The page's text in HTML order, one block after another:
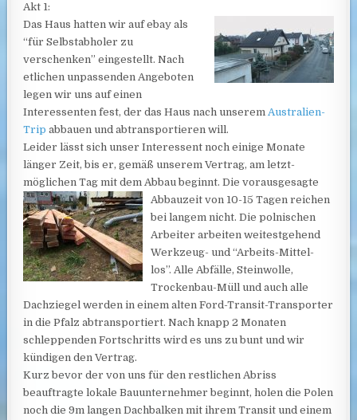
Akt 1:
Das Haus hatten wir auf ebay als
“für Selbstabholer zu
verschenken” eingestellt. Nach
etlichen unpassenden Angeboten
legen wir uns auf einen
Interessenten fest, der das Haus nach unseremAustralien-
Trip abbauen und abtransportieren will.
Leider lässt sich unser Interessent noch einige Monate
länger Zeit, bis er, gemäß unserem Vertrag, am letzt-
möglichen Tag mit dem Abbau beginnt. Die vorausgesagte
Abbauzeit von 10-15 Tagen reichen
bei langem nicht. Die polnischen
Arbeiter arbeiten weitestgehend
Werkzeug- und “Arbeits-Mittel-
los”. Alle Abfälle, Steinwolle,
Trockenbau-Müll und auch alle
Dachziegel werden in einem alten Ford-Transit-Transporter
in die Pfalz abtransportiert. Nach knapp 2 Monaten
schleppenden Fortschritts wird es uns zu bunt und wir
kündigen den Vertrag.
Kurz bevor der von uns für den restlichen Abriss
beauftragte lokale Bauunternehmer beginnt, holen die Polen
noch die 9m langen Dachbalken mit ihrem Transit und einem